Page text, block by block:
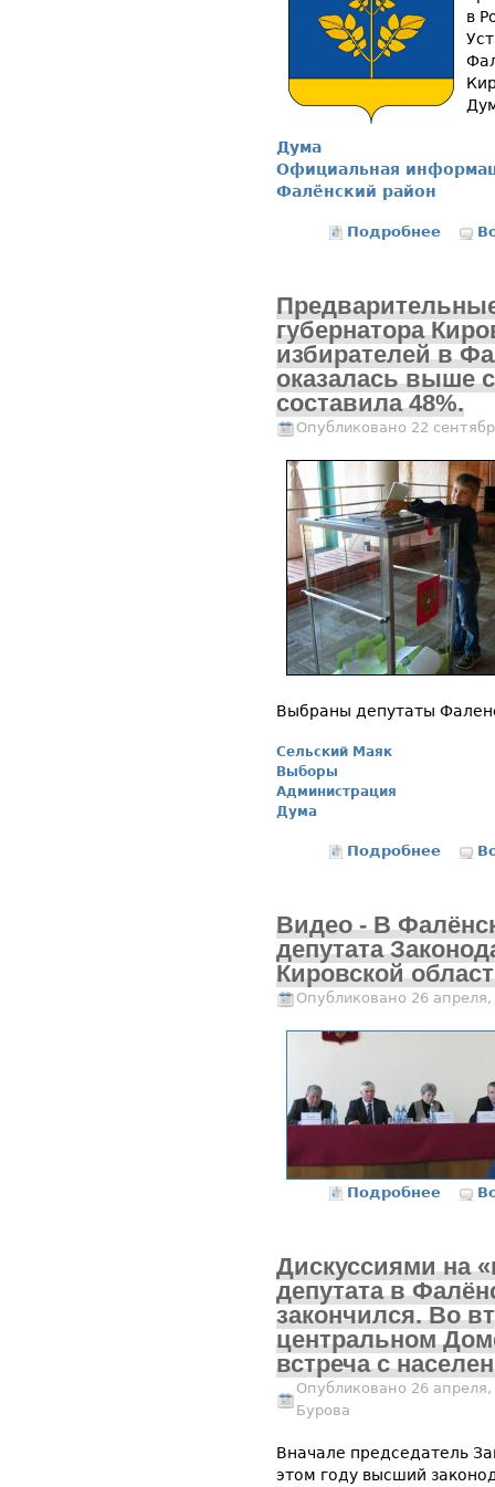
в
Дума
Официальная
Фалёнский район
Подробнее
губернатора
избирателей в
оказалась выше
составила 48%.
Опубликовано 22
Выбраны депутаты
Сельский Маяк
Выборы
Администрация
Дума
Подробнее о
Видео - В
депутата
Кировской
Опубликовано 26
Подробнее
Дискуссиями на
депутата в
закончился. Во
центральном
встреча с
Опубликовано 26
Бурова
Вначале председатель
этом году высший